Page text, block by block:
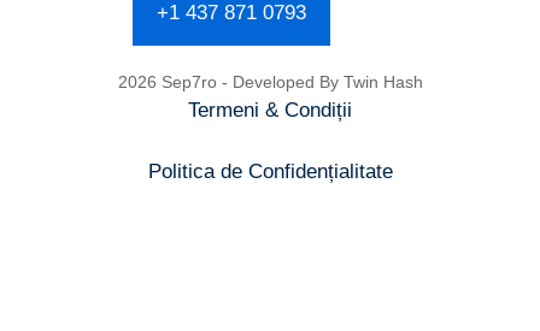
2026 Sep7ro - Developed By Twin Hash
Termeni & Condiții
Politica de Confidențialitate
+1 437 871 0793